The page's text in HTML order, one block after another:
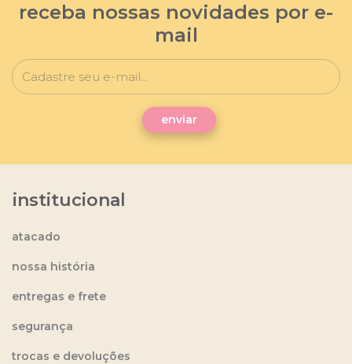
receba nossas novidades por e-
mail
institucional
atacado
nossa história
entregas e frete
segurança
trocas e devoluções